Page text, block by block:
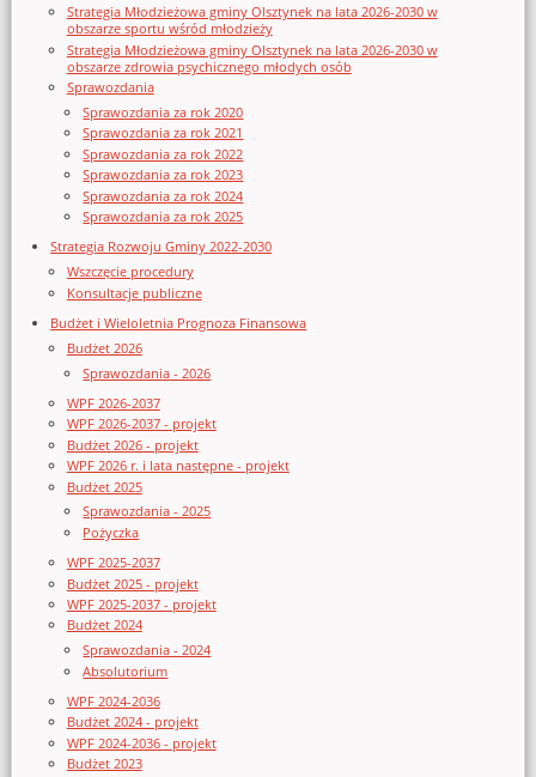
Strategia Młodzieżowa gminy Olsztynek na lata 2026-2030 w
obszarze sportu wśród młodzieży
Strategia Młodzieżowa gminy Olsztynek na lata 2026-2030 w
obszarze zdrowia psychicznego młodych osób
Sprawozdania
Sprawozdania za rok 2020
Sprawozdania za rok 2021
Sprawozdania za rok 2022
Sprawozdania za rok 2023
Sprawozdania za rok 2024
Sprawozdania za rok 2025
Strategia Rozwoju Gminy 2022-2030
Wszczęcie procedury
Konsultacje publiczne
Budżet i Wieloletnia Prognoza Finansowa
Budżet 2026
Sprawozdania - 2026
WPF 2026-2037
WPF 2026-2037 - projekt
Budżet 2026 - projekt
WPF 2026 r. i lata następne - projekt
Budżet 2025
Sprawozdania - 2025
Pożyczka
WPF 2025-2037
Budżet 2025 - projekt
WPF 2025-2037 - projekt
Budżet 2024
Sprawozdania - 2024
Absolutorium
WPF 2024-2036
Budżet 2024 - projekt
WPF 2024-2036 - projekt
Budżet 2023